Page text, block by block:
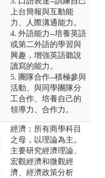
上台簡報與互動能
力、人際溝通能力。
4. 外語能力--培養英語
或第二外語的學習與
興趣，增強英語聽說
讀寫的能力。
5. 團隊合作--積極參與
活動、與同學團隊分
工合作、培養自己的
領導力、合作力。
經濟：所有商學科目
之母，以理論為主。
主要研究經濟理論、
宏觀經濟和微觀經
濟、經濟政策分析